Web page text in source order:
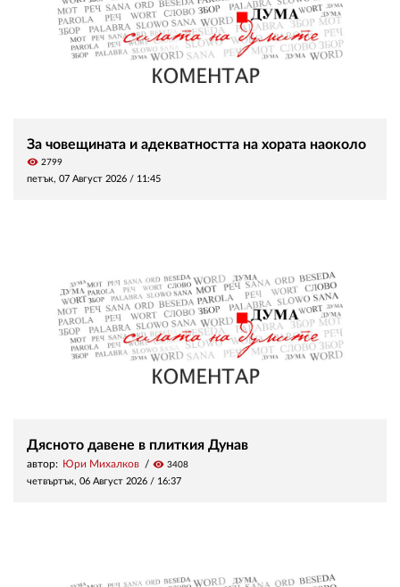
За човещината и адекватността на хората наоколо
visibility 2799
петък, 07 Август 2026 / 11:45
Дясното давене в плиткия Дунав
автор: Юри Михалков visibility 3408
четвъртък, 06 Август 2026 / 16:37